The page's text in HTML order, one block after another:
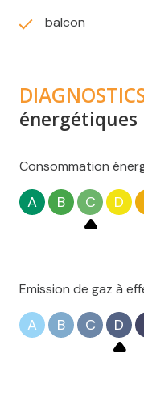
balcon
énergétiques
Consommation
A B C D
Emission de gaz à
A B C D